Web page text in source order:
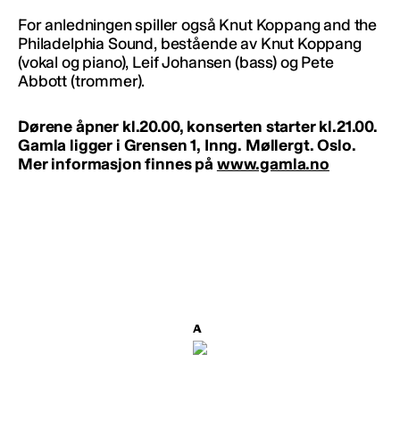
For anledningen spiller også Knut Koppang and the
Philadelphia Sound, bestående av Knut Koppang
(vokal og piano), Leif Johansen (bass) og Pete
Abbott (trommer).
Dørene åpner kl.20.00, konserten starter kl.21.00.
Gamla ligger i Grensen 1, Inng. Møllergt. Oslo.
Mer informasjon finnes på www.gamla.no